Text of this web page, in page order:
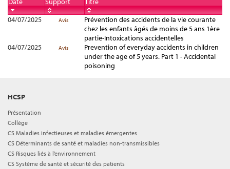
04/07/2025
Avis
Prévention des accidents de la vie courante
chez les enfants âgés de moins de 5 ans 1ère
partie-Intoxications accidentelles
04/07/2025
Avis
Prevention of everyday accidents in children
under the age of 5 years. Part 1 - Accidental
poisoning
HCSP
Présentation
Collège
CS Maladies infectieuses et maladies émergentes
CS Déterminants de santé et maladies non-transmissibles
CS Risques liés à l’environnement
CS Système de santé et sécurité des patients